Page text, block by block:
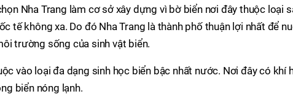
Nha Trang làm cơ sở xây dựng vì bờ biển nơi đây thuộc loại
tế không xa. Do đó Nha Trang là thành phố thuận lợi nhất để
trường sống của sinh vật biển.
vào loại đa dạng sinh học biển bậc nhất nước. Nơi đây có khí
biển nóng lạnh.